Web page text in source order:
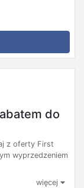
do
z oferty First
wyprzedzeniem
więcej